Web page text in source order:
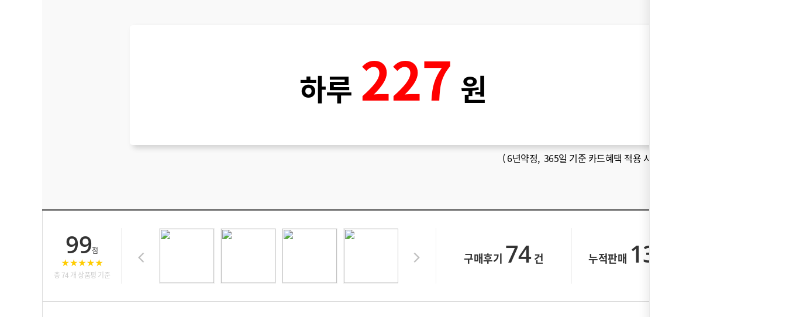
하루 227 원
(6년약정, 365일 기준 카드혜택 적용 시 )
99점
총 74 개 상품평 기준
구매후기 74건 누적판매 134,788